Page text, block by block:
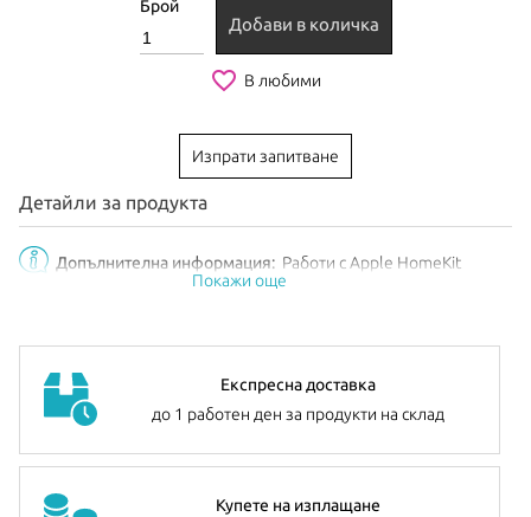
Брой
Добави в количка
favorite_border В любими
Изпрати запитване
Детайли за продукта
Допълнителна информация: Работи с Apple HomeKit
Покажи още
Експресна доставка
до 1 работен ден за продукти на склад
Купете на изплащане